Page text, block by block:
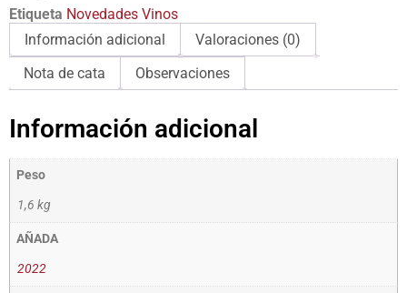
Etiqueta Novedades Vinos
Información adicional
Valoraciones (0)
Nota de cata
Observaciones
Información adicional
Peso
1,6 kg
AÑADA
2022